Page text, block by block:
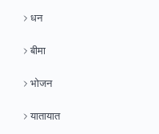
धन
बीमा
भोजन
यातायात